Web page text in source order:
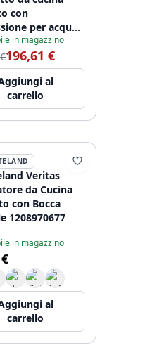
con
per acqua
3 vie
in magazzino
196,61 €
al
carrello
Veritas
da Cucina
con Bocca
1208970677
in magazzino
al
carrello